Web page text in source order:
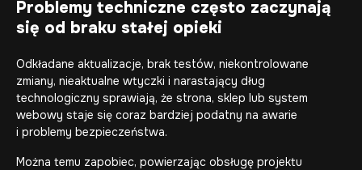
Problemy techniczne często zaczynają
się od braku stałej opieki
Odkładane aktualizacje, brak testów, niekontrolowane
zmiany, nieaktualne wtyczki i narastający dług
technologiczny sprawiają, że strona, sklep lub system
webowy staje się coraz bardziej podatny na awarie
i problemy bezpieczeństwa.
Można temu zapobiec, powierzając obsługę projektu